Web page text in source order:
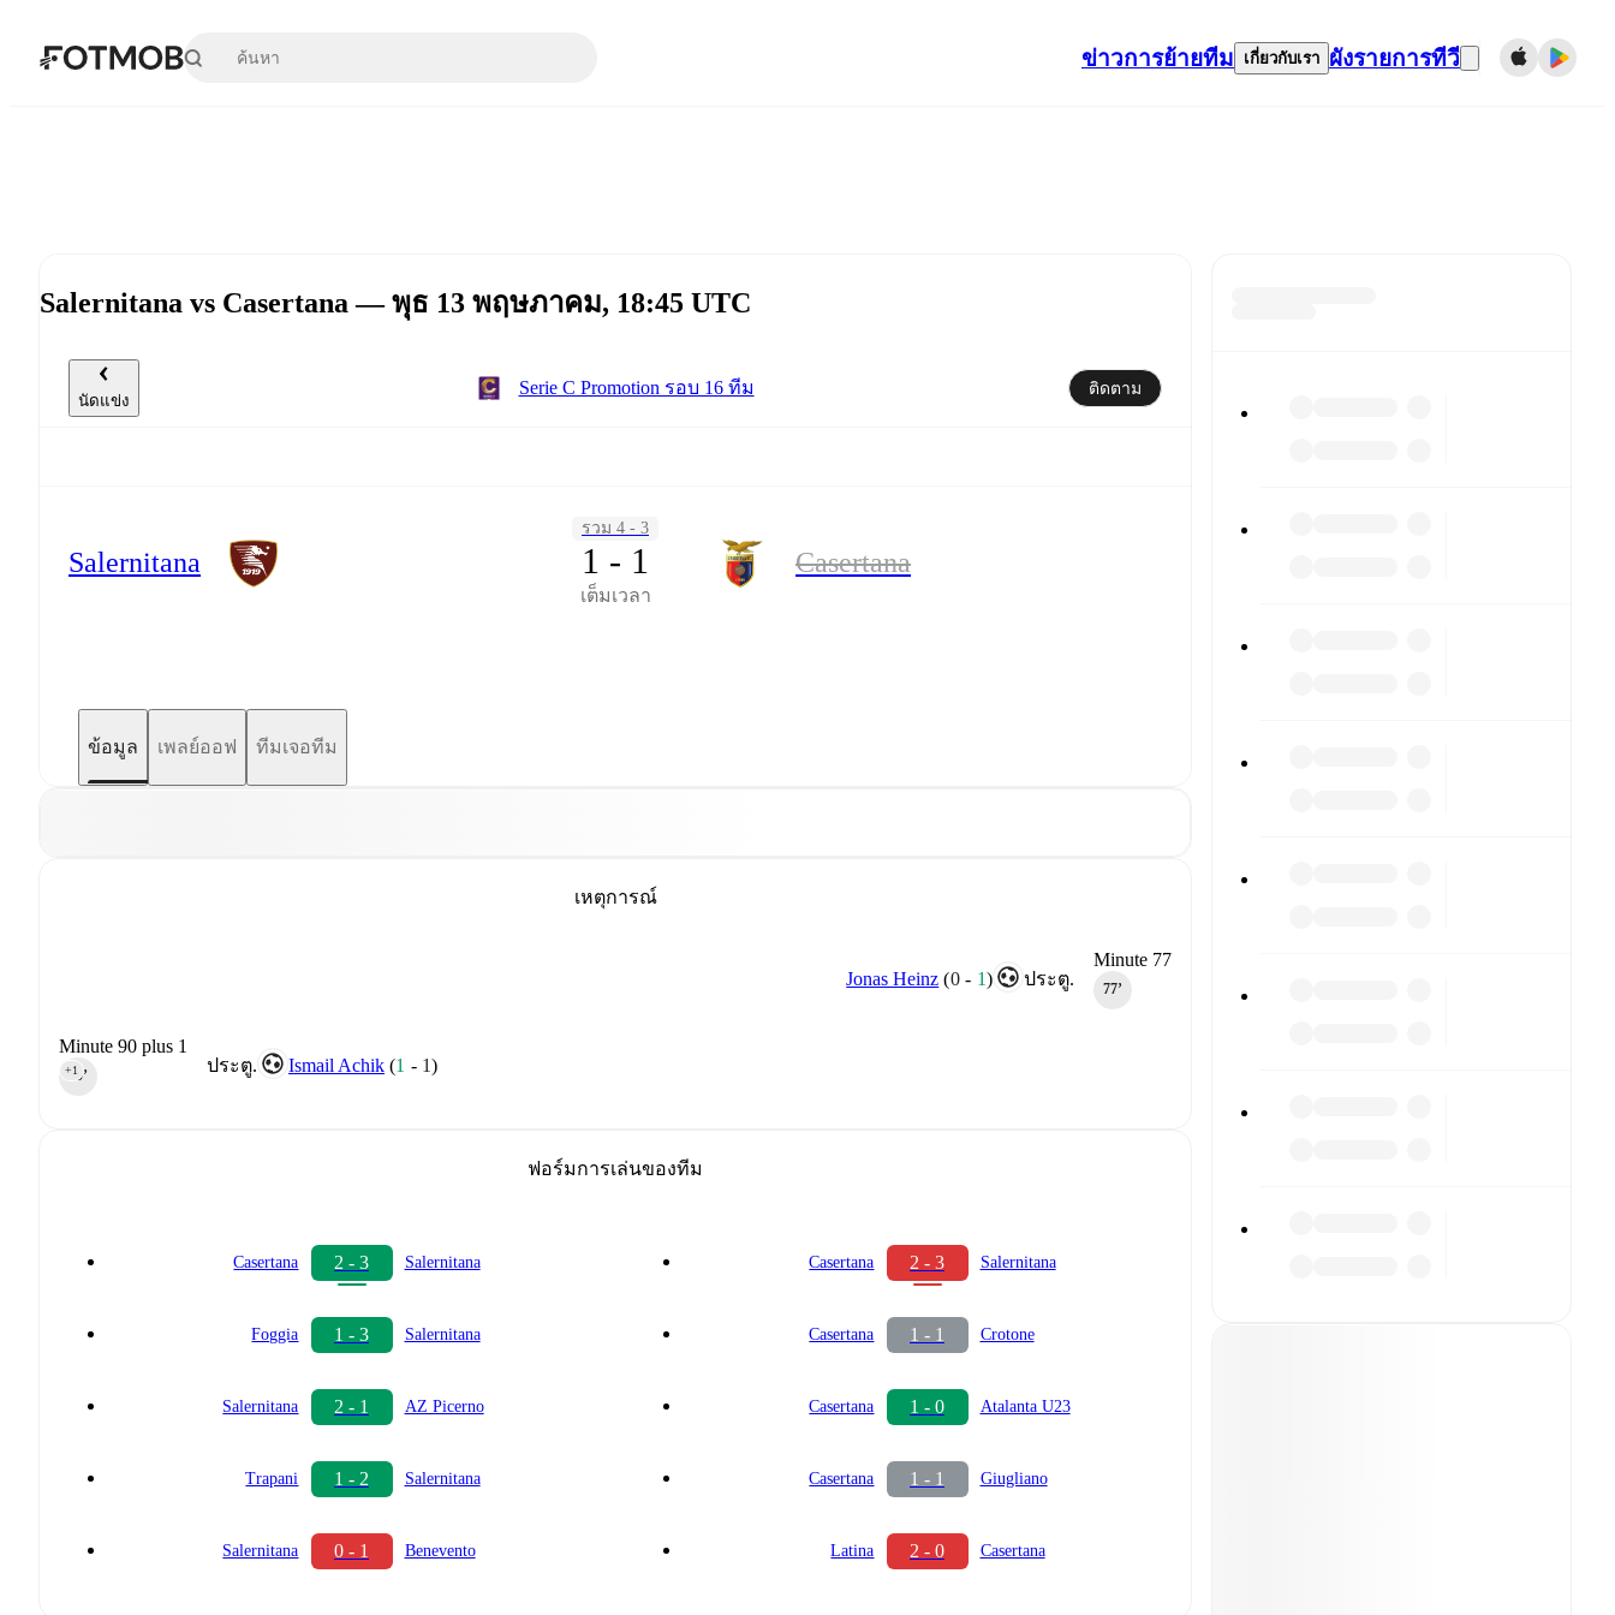
ข้ามไปยังเนื้อหาหลัก
ข่าวการย้ายทีม เกี่ยวกับเรา ผังรายการทีวี
Salernitana vs Casertana — พุธ 13 พฤษภาคม, 18:45 UTC
นัดแข่ง
Serie C Promotion รอบ 16 ทีม ติดตาม
Salernitana
รวม 4 - 3
1 - 1
เต็มเวลา
Casertana
ข้อมูล เพลย์ออฟ ทีมเจอทีม
เหตุการณ์
Minute 77
77‎’‎
ประตู.
Jonas Heinz (0- 1)
ประตู. Ismail Achik (1 - 1)
Minute 90 plus 1
90‎’‎
+1
ฟอร์มการเล่นของทีม
Casertana 2 - 3 Salernitana
Foggia 1 - 3 Salernitana
Salernitana 2 - 1 AZ Picerno
Trapani 1 - 2 Salernitana
Salernitana 0 - 1 Benevento
Casertana 2 - 3 Salernitana
Casertana 1 - 1 Crotone
Casertana 1 - 0 Atalanta U23
Casertana 1 - 1 Giugliano
Latina 2 - 0 Casertana